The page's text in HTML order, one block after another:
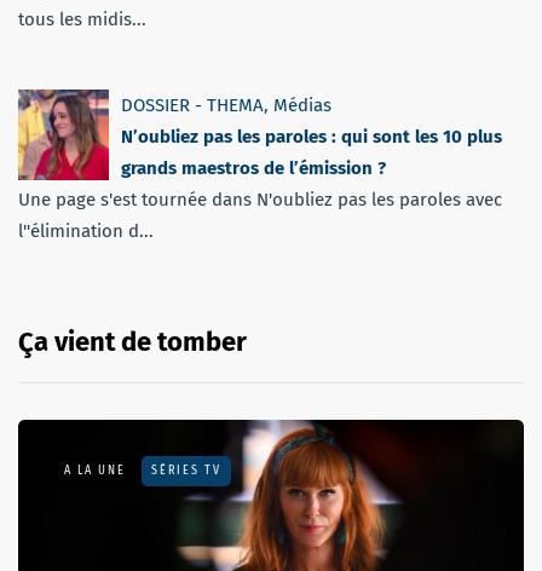
tous les midis...
DOSSIER - THEMA, Médias
N’oubliez pas les paroles : qui sont les 10 plus
grands maestros de l’émission ?
Une page s'est tournée dans N'oubliez pas les paroles avec
l''élimination d...
Ça vient de tomber
A LA UNE SÉRIES TV